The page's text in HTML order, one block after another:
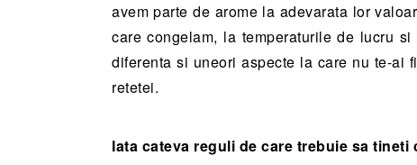
avem parte de arome la adevarata lor
care congelam, la temperaturile de lucru
diferenta si uneori aspecte la care nu te-ai
retetei.
Iata cateva reguli de care trebuie sa